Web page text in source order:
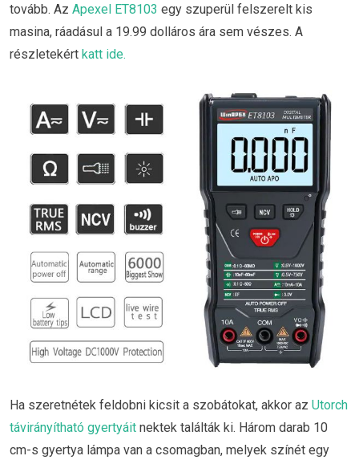
tovább. Az Apexel ET8103 egy szuperül felszerelt kis
masina, ráadásul a 19.99 dolláros ára sem vészes. A
részletekért katt ide.
Ha szeretnétek feldobni kicsit a szobátokat, akkor az Utorch
távirányítható gyertyáit nektek találták ki. Három darab 10
cm-s gyertya lámpa van a csomagban, melyek színét egy